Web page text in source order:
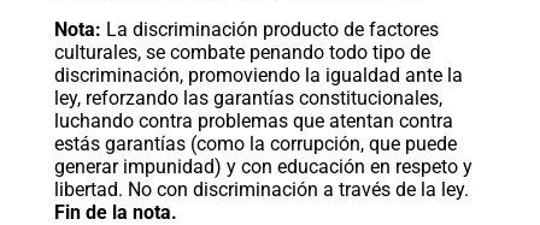
Nota: La discriminación producto de factores
culturales, se combate penando todo tipo de
discriminación, promoviendo la igualdad ante la
ley, reforzando las garantías constitucionales,
luchando contra problemas que atentan contra
estás garantías (como la corrupción, que puede
generar impunidad) y con educación en respeto y
libertad. No con discriminación a través de la ley.
Fin de la nota.